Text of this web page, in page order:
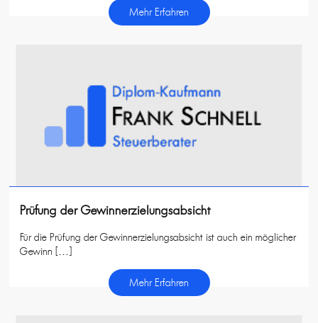
Mehr Erfahren
Prüfung der Gewinnerzielungsabsicht
Für die Prüfung der Gewinnerzielungsabsicht ist auch ein möglicher
Gewinn […]
Mehr Erfahren